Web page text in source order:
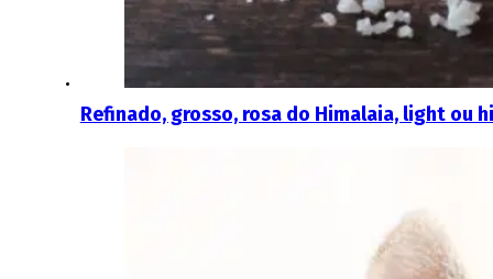
Refinado, grosso, rosa do Himalaia, light ou